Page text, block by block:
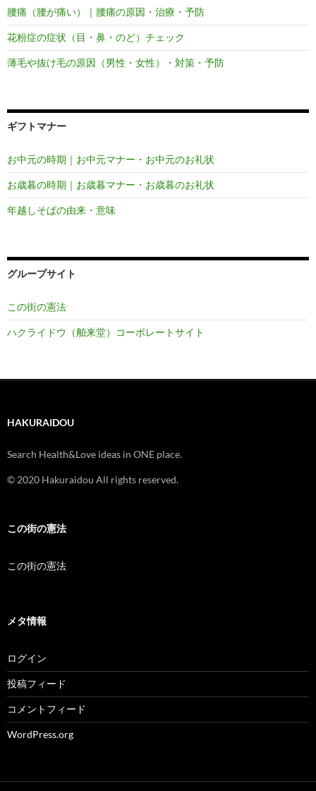
腰痛（腰が痛い）｜腰痛の原因・治療・予防
花粉症の症状（目・鼻・のど）チェック
薄毛や抜け毛の原因（男性・女性）・対策・予防
ギフトマナー
お中元の時期｜お中元マナー・お中元のお礼状
お歳暮の時期｜お歳暮マナー・お歳暮のお礼状
年越しそばの由来・意味
グループサイト
この街の憲法
ハクライドウ（舶来堂）コーポレートサイト
HAKURAIDOU
Search Health&Love ideas in ONE place.
© 2020 Hakuraidou All rights reserved.
この街の憲法
この街の憲法
メタ情報
ログイン
投稿フィード
コメントフィード
WordPress.org